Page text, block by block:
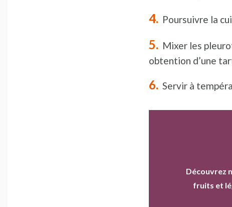
Poursuivre la
Mixer les
obtention d’une
Servir à
Découvrez
fruits et